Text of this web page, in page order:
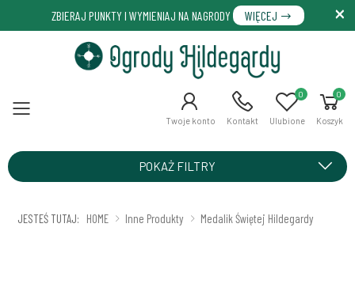
ZBIERAJ PUNKTY I WYMIENIAJ NA NAGRODY WIĘCEJ
Menu Twoje konto Kontakt Ulubione
0 0
Koszyk
POKAŻ FILTRY
JESTEŚ TUTAJ: HOME Inne Produkty Medalik Świętej Hildegardy